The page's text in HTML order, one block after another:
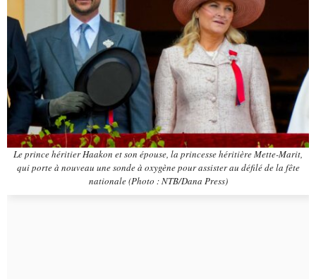
Le prince héritier Haakon et son épouse, la princesse héritière Mette-Marit,
qui porte à nouveau une sonde à oxygène pour assister au défilé de la fête
nationale (Photo : NTB/Dana Press)